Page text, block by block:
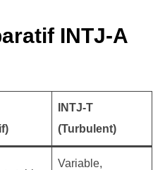
INTJ-A
INTJ-T
(Turbulent)
Variable,